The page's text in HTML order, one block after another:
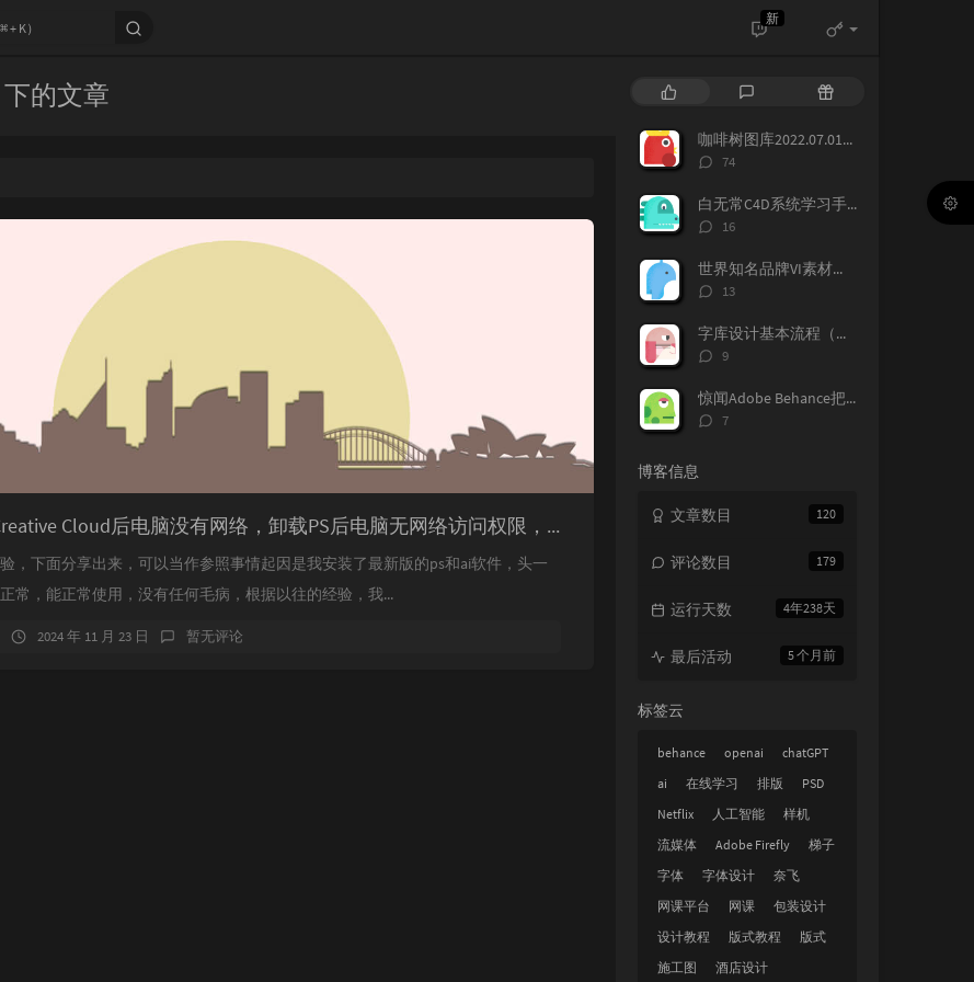
新
的文章
卸载Adobe Creative Cloud后电脑没有网络，卸载PS后电脑无网络访问权限，怎么修复都无法联网。
，下面分享出来，可以当作参照事情起因是我安装了最新版的ps和ai软件，头一
常，能正常使用，没有任何毛病，根据以往的经验，我...
2024 年 11 月 23 日 暂无评论
文
章
评
随
文咖啡树图库2022.07.01正版免费分享下载
评
数：
74
白无常C4D系统学习手册（含视频教学+源文件，课程文件）免费下载学习
评
数：
16
世界知名品牌VI素材资料，在线下载，各大知名品牌历年的VI记录都存在这上面，
评
数：
13
字库设计基本流程（含字表下载），如何设计一款字库，字体标准流程，字表整理
评
数：
9
惊闻Adobe Behance把国区所有的账号都封了，提示您无权访问本产品，下面我来告诉大家如何做，找回你的作品！找回behance账号，恢复behance老账号数据。
评
7
博客信息
120
文章数目
179
评论数目
4年238天
运行天数
5 个月前
最后活动
标签云
behance openai
chatGPT
ai
在线学习 排版
PSD
Netflix
人工智能
样机
流媒体
Adobe Firefly
梯子
字体
字体设计
奈飞
网课平台
网课
包装设计
设计教程
版式教程
版式
施工图
酒店设计